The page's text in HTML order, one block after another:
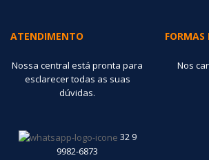
ATENDIMENTO
Nossa central está pronta para
esclarecer todas as suas
dúvidas.
32 9
9982-6873
Nos